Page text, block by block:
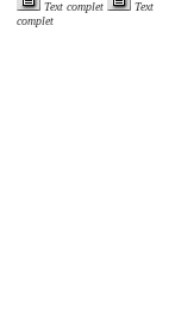
Text complet
Text
complet